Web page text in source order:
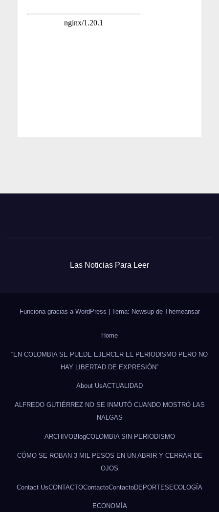
Las Noticias Para Leer
Funciona gracias a WordPress Tema: Newsup de Themeansar
Home
“EN COLOMBIA SE PUEDE EJERCER EL PERIODISMO PERO NO
HAY LIBERTAD DE EXPRESIÓN”
About UsACTUALIDAD
ALFREDO GUTIÉRREZ NO SE INMUTÓ CUANDO MOSTRÓ LAS
NALGAS
ARCHIVOBlogCOLOMBIA SIN PERIODISMO
CÓMO SE ROBAN 3 MIL PESOS EN UN ABRIR Y CERRAR DE
OJOS
Contact UsCONTACTOContactoContactoDEPORTESECOLOGÍA
ECONOMÍA